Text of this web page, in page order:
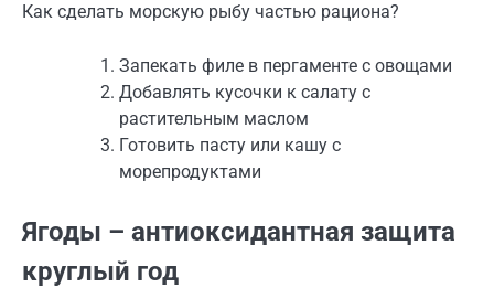
Как сделать морскую рыбу частью рациона?
Запекать филе в пергаменте с овощами
Добавлять кусочки к салату с
растительным маслом
Готовить пасту или кашу с
морепродуктами
Ягоды – антиоксидантная защита
круглый год